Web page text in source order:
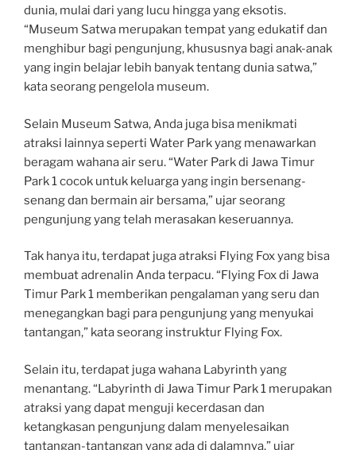
dunia, mulai dari yang lucu hingga yang eksotis.
“Museum Satwa merupakan tempat yang edukatif dan
menghibur bagi pengunjung, khususnya bagi anak-anak
yang ingin belajar lebih banyak tentang dunia satwa,”
kata seorang pengelola museum.
Selain Museum Satwa, Anda juga bisa menikmati
atraksi lainnya seperti Water Park yang menawarkan
beragam wahana air seru. “Water Park di Jawa Timur
Park 1 cocok untuk keluarga yang ingin bersenang-
senang dan bermain air bersama,” ujar seorang
pengunjung yang telah merasakan keseruannya.
Tak hanya itu, terdapat juga atraksi Flying Fox yang bisa
membuat adrenalin Anda terpacu. “Flying Fox di Jawa
Timur Park 1 memberikan pengalaman yang seru dan
menegangkan bagi para pengunjung yang menyukai
tantangan,” kata seorang instruktur Flying Fox.
Selain itu, terdapat juga wahana Labyrinth yang
menantang. “Labyrinth di Jawa Timur Park 1 merupakan
atraksi yang dapat menguji kecerdasan dan
ketangkasan pengunjung dalam menyelesaikan
tantangan-tantangan yang ada di dalamnya,” ujar